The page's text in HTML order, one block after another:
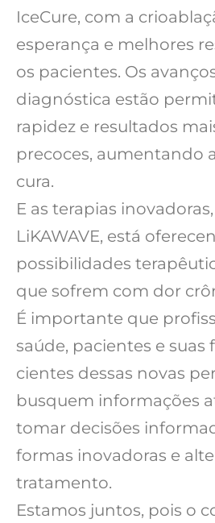
IceCure, com a
esperança e melhores
os pacientes. Os
diagnóstica estão
rapidez e resultados
precoces, aumentando
cura.
E as terapias
LiKAWAVE, está
possibilidades
que sofrem com dor
É importante que
saúde, pacientes e suas
cientes dessas novas
busquem informações
tomar decisões
formas inovadoras e
tratamento.
Estamos juntos, pois o